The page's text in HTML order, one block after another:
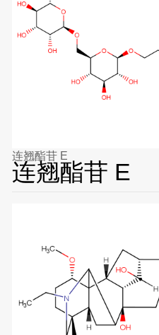
连翘酯苷 E
连翘酯苷 E